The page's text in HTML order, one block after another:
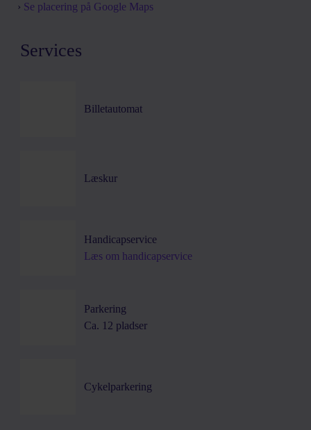
› Se placering på Google Maps
Services
Billetautomat
Læskur
Handicapservice
Læs om handicapservice
Parkering
Ca. 12 pladser
Cykelparkering